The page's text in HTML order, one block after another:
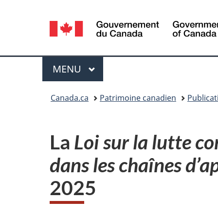
Sélection
de
la
langue
Menu
MENU PRINCIPAL
Canada.ca Patrimoine canadien
La Loi sur la lutte
dans les chaînes
2025